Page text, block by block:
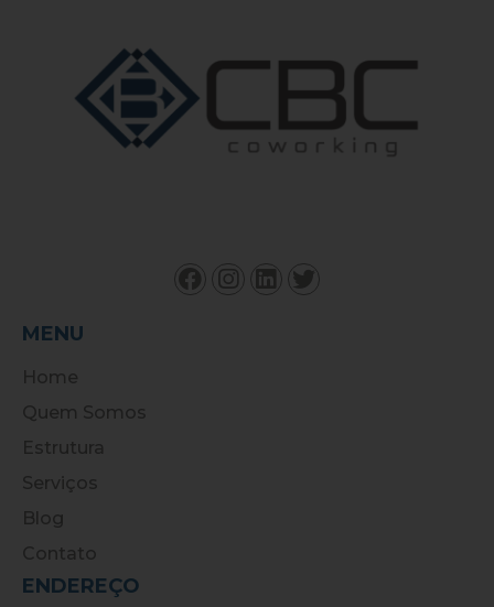
MENU
Home
Quem Somos
Estrutura
Serviços
Blog
Contato
ENDEREÇO